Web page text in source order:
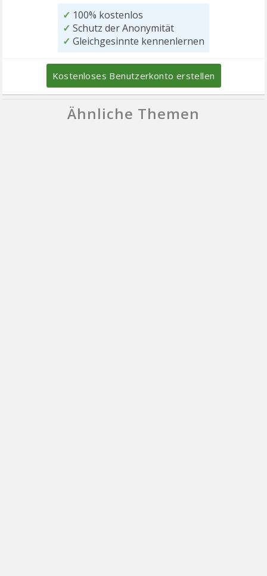
✓ 100% kostenlos
✓ Schutz der Anonymität
✓ Gleichgesinnte kennenlernen
Kostenloses Benutzerkonto erstellen
Ähnliche Themen